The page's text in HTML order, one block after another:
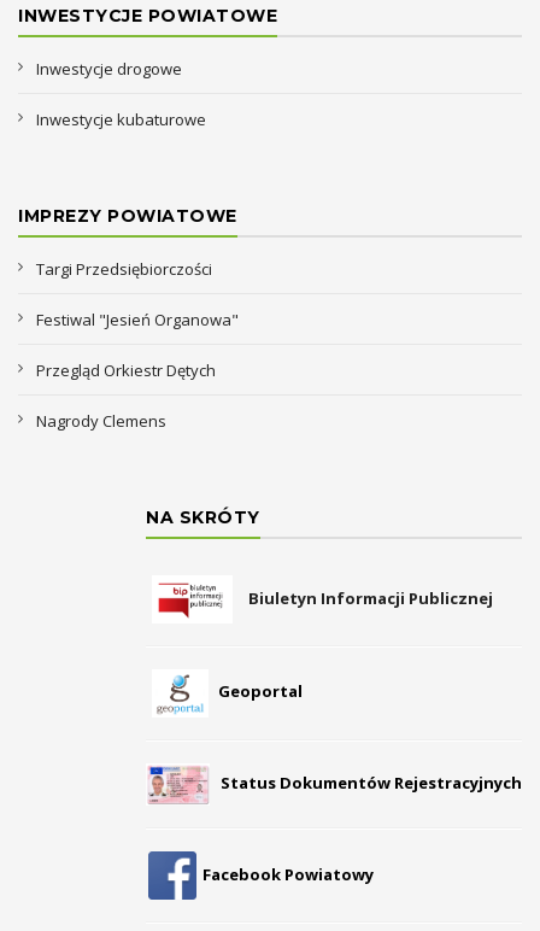
INWESTYCJE POWIATOWE
Inwestycje drogowe
Inwestycje kubaturowe
IMPREZY POWIATOWE
Targi Przedsiębiorczości
Festiwal "Jesień Organowa"
Przegląd Orkiestr Dętych
Nagrody Clemens
NA SKRÓTY
Biuletyn Informacji Publicznej
Geoportal
Status Dokumentów Rejestracyjnych
Facebook Powiatowy